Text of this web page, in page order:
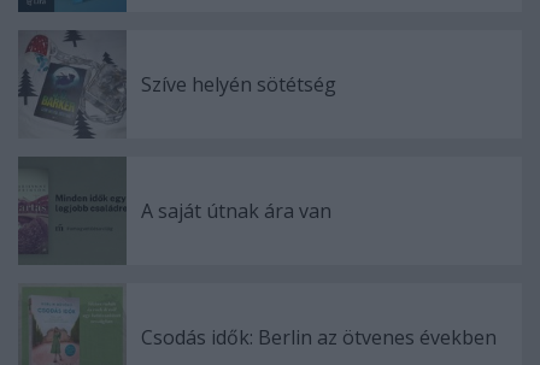
Szíve helyén sötétség
A saját útnak ára van
Csodás idők: Berlin az ötvenes években